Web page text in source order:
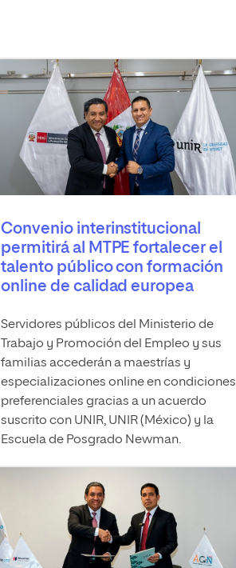
Convenio interinstitucional
permitirá al MTPE fortalecer el
talento público con formación
online de calidad europea
Servidores públicos del Ministerio de
Trabajo y Promoción del Empleo y sus
familias accederán a maestrías y
especializaciones online en condiciones
preferenciales gracias a un acuerdo
suscrito con UNIR, UNIR (México) y la
Escuela de Posgrado Newman.